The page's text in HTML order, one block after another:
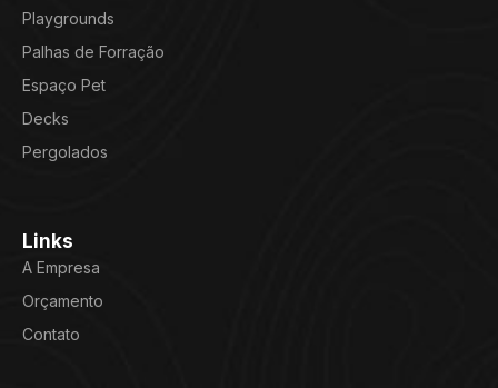
Playgrounds
Palhas de Forração
Espaço Pet
Decks
Pergolados
Links
A Empresa
Orçamento
Contato